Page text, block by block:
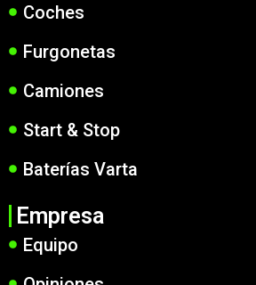
Coches
Furgonetas
Camiones
Start & Stop
Baterías Varta
Empresa
Equipo